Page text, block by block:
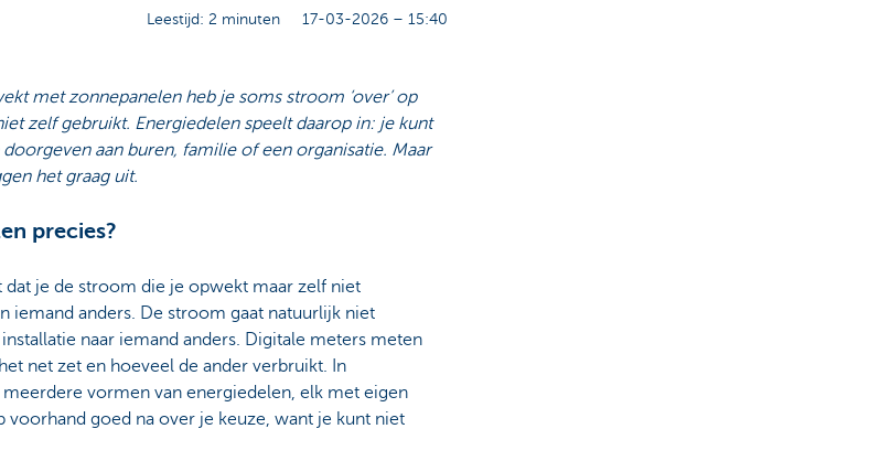
Leestijd: 2 minuten 17-03-2026 – 15:40
met zonnepanelen heb je soms stroom ‘over’ op
zelf gebruikt. Energiedelen speelt daarop in: je kunt
aan buren, familie of een organisatie. Maar
het graag uit.
precies?
dat je de stroom die je opwekt maar zelf niet
iemand anders. De stroom gaat natuurlijk niet
naar iemand anders. Digitale meters meten
net zet en hoeveel de ander verbruikt. In
meerdere vormen van energiedelen, elk met eigen
voorhand goed na over je keuze, want je kunt niet